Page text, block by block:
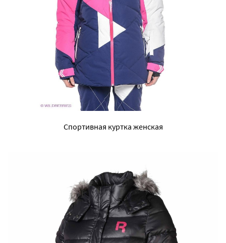
Спортивная куртка женская